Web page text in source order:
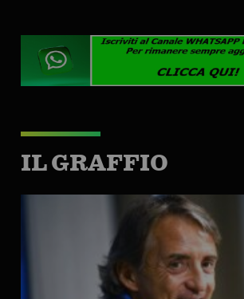
IL GRAFFIO